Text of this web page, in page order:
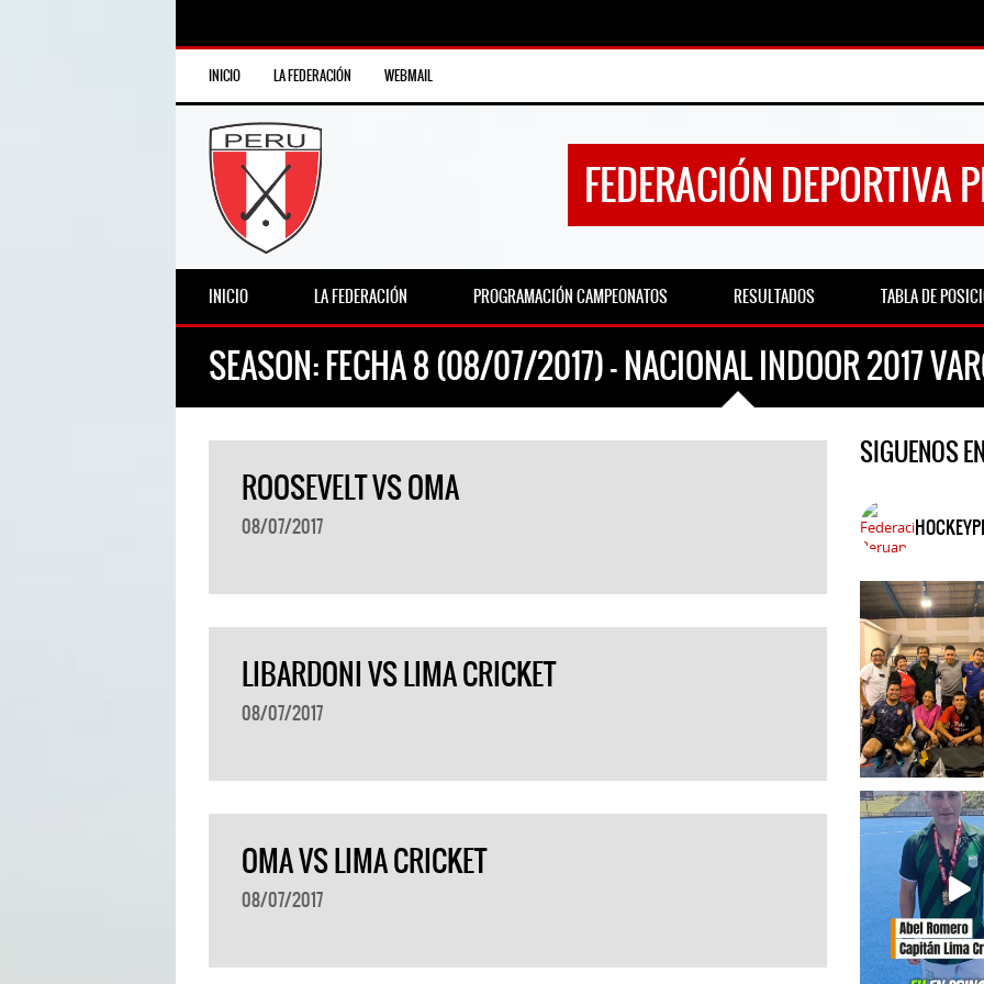
INICIO LA FEDERACIÓN WEBMAIL
FEDERACIÓN DEPORTIVA
INICIO LA FEDERACIÓN PROGRAMACIÓN CAMPEONATOS RESULTADOS TABLA DE
SEASON:FECHA 8 (08/07/2017) – NACIONAL INDOOR 2017
ROOSEVELT VS OMA
08/07/2017
LIBARDONI VS LIMA CRICKET
08/07/2017
OMA VS LIMA CRICKET
08/07/2017
SIGUENOS